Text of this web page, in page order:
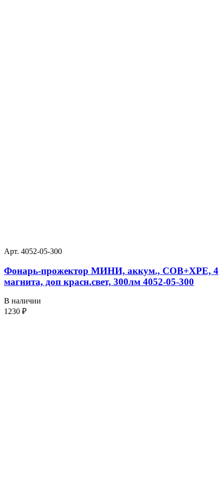
Арт. 4052-05-300
Фонарь-прожектор МИНИ, аккум., СОВ+XPE, 4
магнита, доп красн.свет, 300лм 4052-05-300
В наличии
1230 ₽